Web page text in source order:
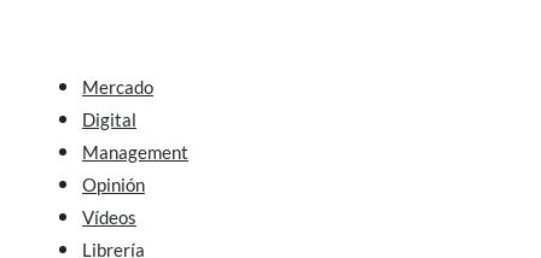
Mercado
Digital
Management
Opinión
Vídeos
Librería